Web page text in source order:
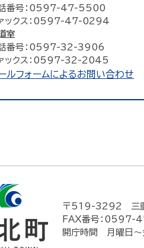
番号：0597-47-5500
ックス：0597-47-0294
室
番号：0597-32-3906
ックス：0597-32-2045
ルフォームによるお問い合わせ
〒519-3292 三
FAX番号：0597-
開庁時間 月曜日